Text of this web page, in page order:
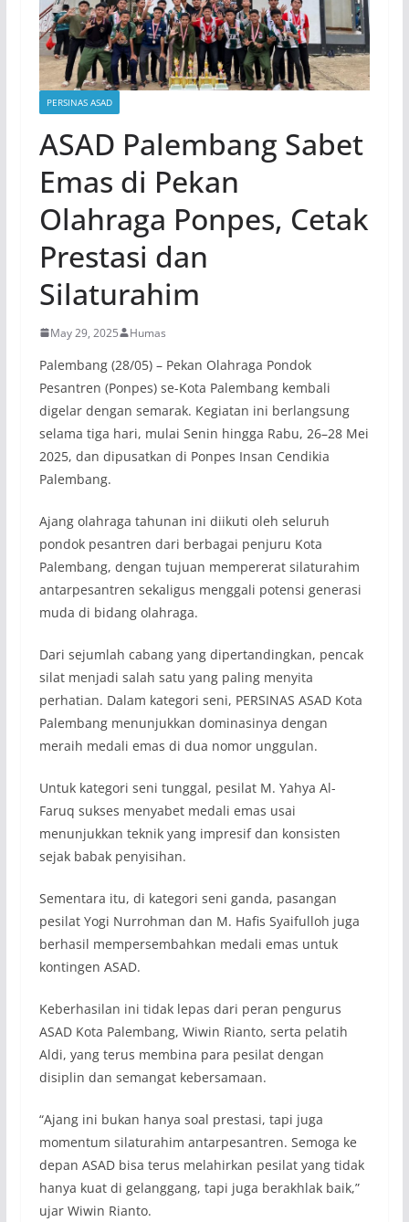
PERSINAS ASAD
ASAD Palembang Sabet
Emas di Pekan
Olahraga Ponpes, Cetak
Prestasi dan
Silaturahim
May 29, 2025 Humas
Palembang (28/05) – Pekan Olahraga Pondok
Pesantren (Ponpes) se-Kota Palembang kembali
digelar dengan semarak. Kegiatan ini berlangsung
selama tiga hari, mulai Senin hingga Rabu, 26–28 Mei
2025, dan dipusatkan di Ponpes Insan Cendikia
Palembang.
Ajang olahraga tahunan ini diikuti oleh seluruh
pondok pesantren dari berbagai penjuru Kota
Palembang, dengan tujuan mempererat silaturahim
antarpesantren sekaligus menggali potensi generasi
muda di bidang olahraga.
Dari sejumlah cabang yang dipertandingkan, pencak
silat menjadi salah satu yang paling menyita
perhatian. Dalam kategori seni, PERSINAS ASAD Kota
Palembang menunjukkan dominasinya dengan
meraih medali emas di dua nomor unggulan.
Untuk kategori seni tunggal, pesilat M. Yahya Al-
Faruq sukses menyabet medali emas usai
menunjukkan teknik yang impresif dan konsisten
sejak babak penyisihan.
Sementara itu, di kategori seni ganda, pasangan
pesilat Yogi Nurrohman dan M. Hafis Syaifulloh juga
berhasil mempersembahkan medali emas untuk
kontingen ASAD.
Keberhasilan ini tidak lepas dari peran pengurus
ASAD Kota Palembang, Wiwin Rianto, serta pelatih
Aldi, yang terus membina para pesilat dengan
disiplin dan semangat kebersamaan.
“Ajang ini bukan hanya soal prestasi, tapi juga
momentum silaturahim antarpesantren. Semoga ke
depan ASAD bisa terus melahirkan pesilat yang tidak
hanya kuat di gelanggang, tapi juga berakhlak baik,”
ujar Wiwin Rianto.